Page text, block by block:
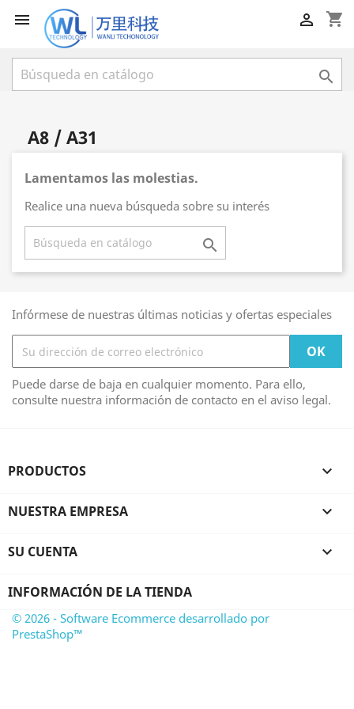
 shopping_cart


A8 / A31
Lamentamos las molestias.
Realice una nueva búsqueda sobre su interés

Infórmese de nuestras últimas noticias y ofertas especiales
Puede darse de baja en cualquier momento. Para ello,
consulte nuestra información de contacto en el aviso legal.
PRODUCTOS 
NUESTRA EMPRESA 
SU CUENTA 
INFORMACIÓN DE LA TIENDA
© 2026 - Software Ecommerce desarrollado por
PrestaShop™